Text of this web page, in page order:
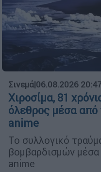
Σινεμά|06.08.2026
Χιροσίμα, 81
όλεθρος μέσα
anime
Το συλλογικό
βομβαρδισμών
anime